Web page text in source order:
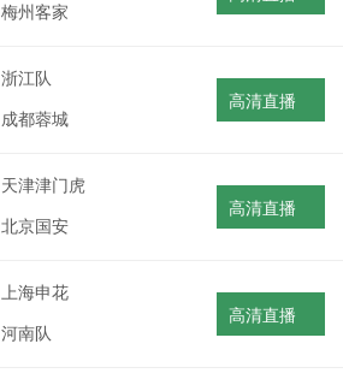
梅州客家
浙江队
成都蓉城
高清直播
天津津门虎
北京国安
高清直播
上海申花
河南队
高清直播